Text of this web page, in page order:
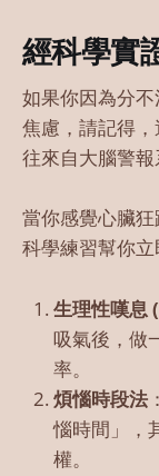
經科學實
如果你因為分
焦慮，請記得
往來自大腦警報
當你感覺心臟
科學練習幫你立
生理性嘆息
吸氣後，做
率。
煩惱時段法
惱時間」，
權。